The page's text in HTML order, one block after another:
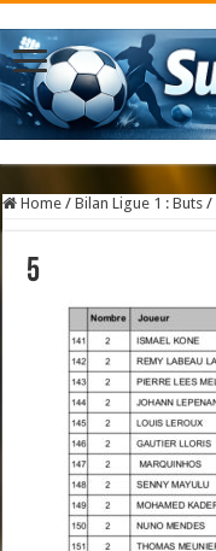
Home / Bilan Ligue 1 : Buts /
5